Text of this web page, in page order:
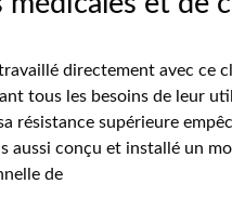
directement avec ce
tous les besoins de leur
résistance supérieure
aussi conçu et installé un
de